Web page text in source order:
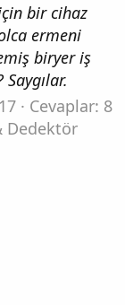
bir cihaz
ermeni
biryer iş
Cevaplar: 8
Dedektör